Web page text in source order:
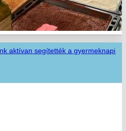
aktívan segítették a gyermeknapi